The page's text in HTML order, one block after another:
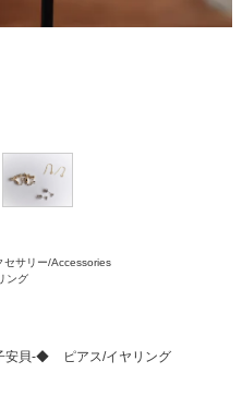
セサリー/Accessories
ング
安貝-◆
ピアス/イヤリング